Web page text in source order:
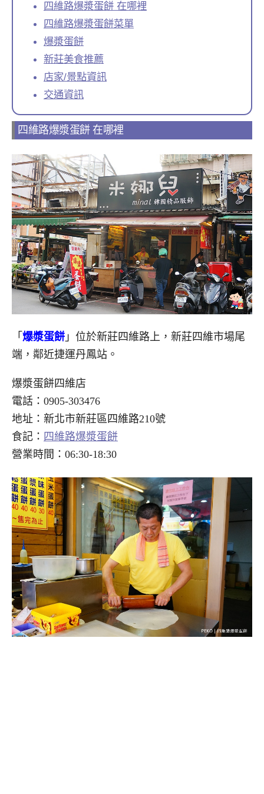
四維路爆漿蛋餅 在哪裡
四維路爆漿蛋餅菜單
爆漿蛋餅
新莊美食推薦
店家/景點資訊
交通資訊
四維路爆漿蛋餅 在哪裡
「 爆漿蛋餅 」位於新莊四維路上，新莊四維市場尾
端，鄰近捷運丹鳳站。
爆漿蛋餅四維店
電話：0905-303476
地址：新北市新莊區四維路210號
食記： 四維路爆漿蛋餅
營業時間：06:30-18:30